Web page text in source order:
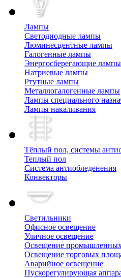
Лампы
Cветодиодные лампы
Люминесцентные лампы
Галогенные лампы
Энергосберегающие лампы
Натриевые лампы
Ртутные лампы
Металлогалогенные лампы
Лампы специального
Лампы накаливания
Тёплый пол, cистемы
Теплый пол
Система антиобледенения
Конвекторы
Светильники
Офисное освещение
Уличное освещение
Освещение промышленных
Освещение торговых
Аварийное освещение
Пускорегулирующая